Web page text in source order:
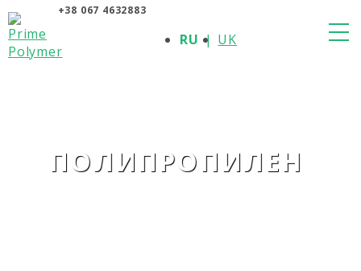
+38 067 4632883
RU UK
ПОЛИПРОПИЛЕН
О КОМПАНИИ
ПРОДУКЦИЯ